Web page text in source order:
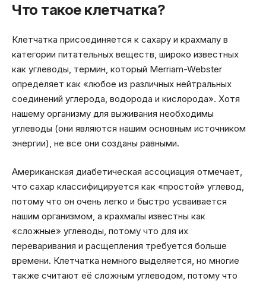
Что такое клетчатка?
Клетчатка присоединяется к сахару и крахмалу в
категории питательных веществ, широко известных
как углеводы, термин, который Merriam-Webster
определяет как «любое из различных нейтральных
соединений углерода, водорода и кислорода». Хотя
нашему организму для выживания необходимы
углеводы (они являются нашим основным источником
энергии), не все они созданы равными.
Американская диабетическая ассоциация отмечает,
что сахар классифицируется как «простой» углевод,
потому что он очень легко и быстро усваивается
нашим организмом, а крахмалы известны как
«сложные» углеводы, потому что для их
переваривания и расщепления требуется больше
времени. Клетчатка немного выделяется, но многие
также считают её сложным углеводом, потому что